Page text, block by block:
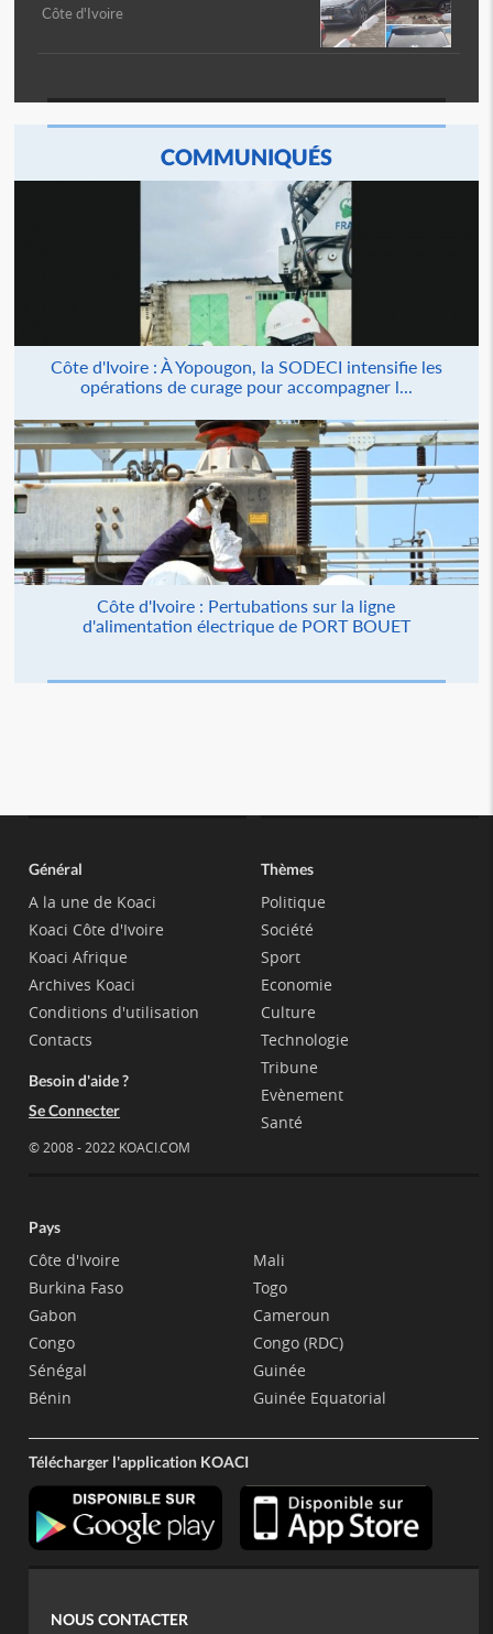
Côte d'Ivoire
COMMUNIQUÉS
Côte d'Ivoire : À Yopougon, la SODECI intensifie les
opérations de curage pour accompagner l...
Côte d'Ivoire : Pertubations sur la ligne
d'alimentation électrique de PORT BOUET
Général
A la une de Koaci
Koaci Côte d'Ivoire
Koaci Afrique
Archives Koaci
Conditions d'utilisation
Contacts
Besoin d'aide ?
Se Connecter
© 2008 - 2022 KOACI.COM
Thèmes
Politique
Société
Sport
Economie
Culture
Technologie
Tribune
Evènement
Santé
Pays
Côte d'Ivoire
Burkina Faso
Gabon
Congo
Sénégal
Bénin
Mali
Togo
Cameroun
Congo (RDC)
Guinée
Guinée Equatorial
Télécharger l'application KOACI
NOUS CONTACTER